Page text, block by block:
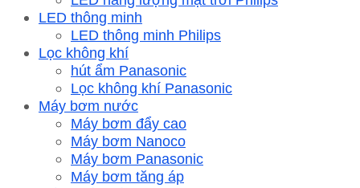
LED thông minh
LED thông minh Philips
Lọc không khí
hút ẩm Panasonic
Lọc không khí Panasonic
Máy bơm nước
Máy bơm đẩy cao
Máy bơm Nanoco
Máy bơm Panasonic
Máy bơm tăng áp